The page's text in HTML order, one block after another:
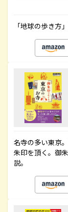
「地球の歩き方
名寺の多い東京
朱印を頂く。御
説。